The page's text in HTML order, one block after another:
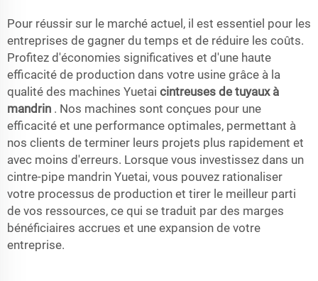
Pour réussir sur le marché actuel, il est essentiel pour les
entreprises de gagner du temps et de réduire les coûts.
Profitez d'économies significatives et d'une haute
efficacité de production dans votre usine grâce à la
qualité des machines Yuetai cintreuses de tuyaux à
mandrin . Nos machines sont conçues pour une
efficacité et une performance optimales, permettant à
nos clients de terminer leurs projets plus rapidement et
avec moins d'erreurs. Lorsque vous investissez dans un
cintre-pipe mandrin Yuetai, vous pouvez rationaliser
votre processus de production et tirer le meilleur parti
de vos ressources, ce qui se traduit par des marges
bénéficiaires accrues et une expansion de votre
entreprise.